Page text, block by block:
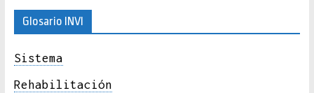
Glosario INVI
Sistema
Rehabilitación